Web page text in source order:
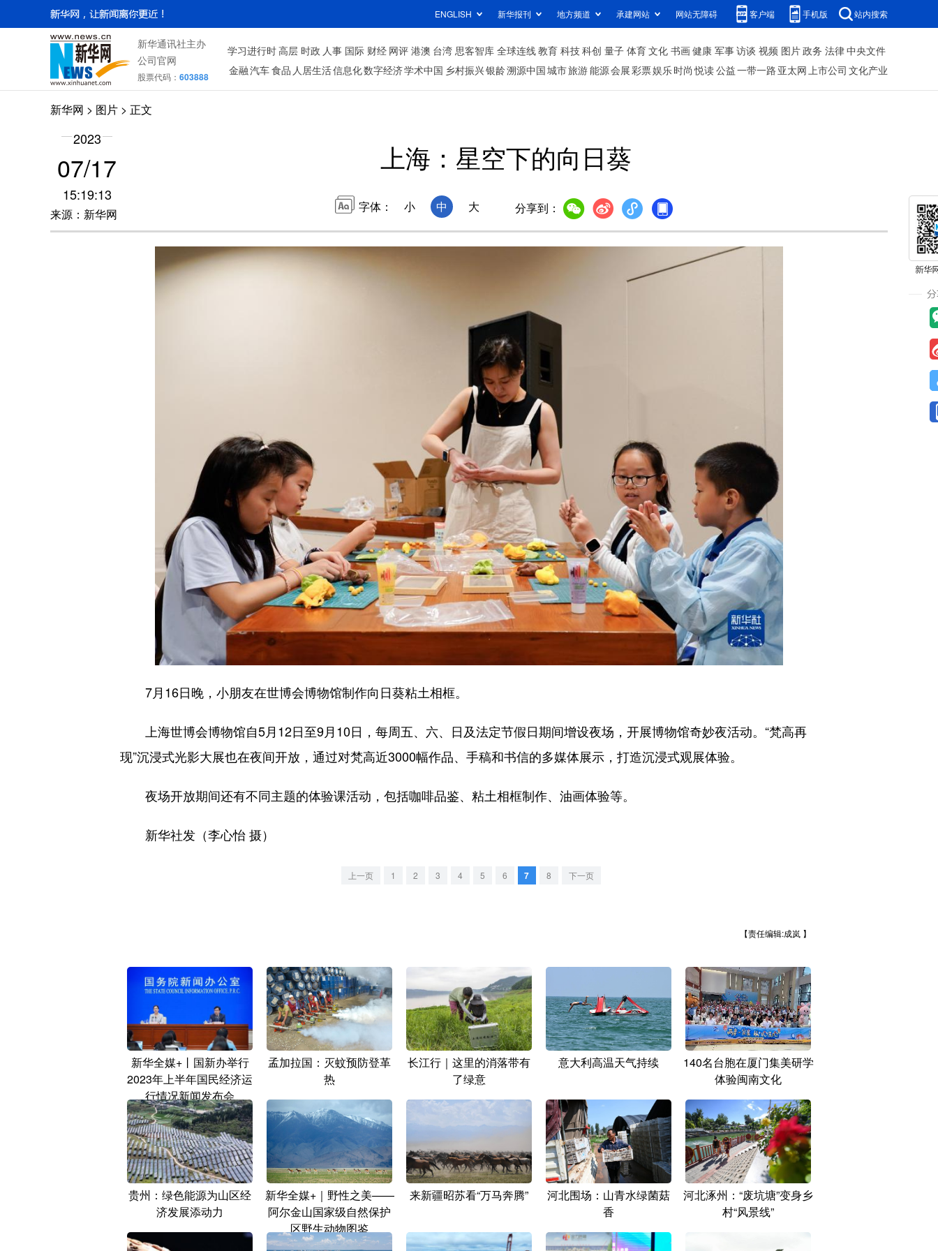
ENGLISH 新华报刊 地方频道 承建网站 网站无障碍 客户端 手机版 站内搜索
新华通讯社主办
公司官网
股票代码： 603888
学习进行时高层 时政 人事 国际 财经 网评 港澳 台湾 思客智库 全球连线教育 科技科创 量子 体育文化 书画健康 军事访谈 视频 图片政务 法律中央文件
金融汽车食品 人居生活信息化数字经济学术中国 乡村振兴银龄溯源中国城市旅游能源会展彩票娱乐时尚 悦读公益一带一路 亚太网上市公司 文化产业
新华网 > 图片 > 正文
2023
07/17
15:19:13
来源：新华网
上海：星空下的向日葵
字体： 小 中 大 分享到：
7月16日晚，小朋友在世博会博物馆制作向日葵粘土相框。
上海世博会博物馆自5月12日至9月10日，每周五、六、日及法定节假日期间增设夜场，开展博物馆奇妙夜活动。“梵高再
现”沉浸式光影大展也在夜间开放，通过对梵高近3000幅作品、手稿和书信的多媒体展示，打造沉浸式观展体验。
夜场开放期间还有不同主题的体验课活动，包括咖啡品鉴、粘土相框制作、油画体验等。
新华社发（李心怡 摄）
上一页 1 2 3 4 5 6 7 8 下一页
【责任编辑:成岚 】
新华全媒+丨国新办举行
2023年上半年国民经济运
行情况新闻发布会
孟加拉国：灭蚊预防登革
热
长江行｜这里的消落带有
了绿意
意大利高温天气持续
140名台胞在厦门集美研学
体验闽南文化
贵州：绿色能源为山区经
济发展添动力
新华全媒+｜野性之美——
阿尔金山国家级自然保护
区野生动物图鉴
来新疆昭苏看“万马奔腾”
河北围场：山青水绿菌菇
香
河北涿州：“废坑塘”变身乡
村“风景线”